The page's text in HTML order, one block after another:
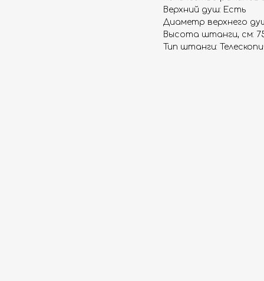
Верхний душ: Есть
Диаметр верхнего
Высота штанги, см:
Тип штанги: